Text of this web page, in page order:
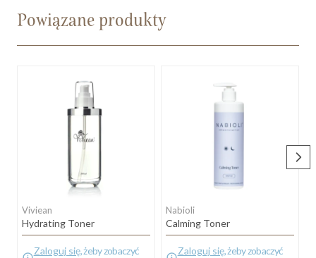
Powiązane produkty
Viviean
Hydrating Toner
Zaloguj się, żeby zobaczyć
Nabioli
Calming Toner
Zaloguj się, żeby zobaczyć